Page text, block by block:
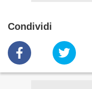
Condividi